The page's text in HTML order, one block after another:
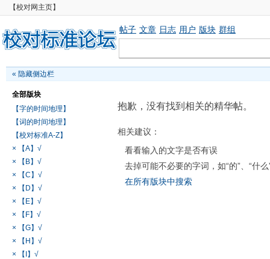
【校对网主页】
帖子 文章 日志 用户 版块 群组
« 隐藏侧边栏
全部版块
【字的时间地理】
【词的时间地理】
【校对标准A-Z】
× 【A】√
× 【B】√
× 【C】√
× 【D】√
× 【E】√
× 【F】√
× 【G】√
× 【H】√
× 【I】√
抱歉，没有找到相关的精华帖。
相关建议：
看看输入的文字是否有误
去掉可能不必要的字词，如“的”、“什么
在所有版块中搜索